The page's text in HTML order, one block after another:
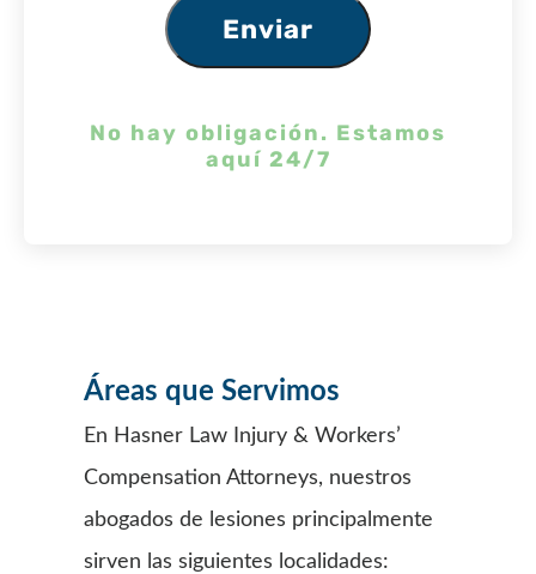
No hay obligación. Estamos
aquí 24/7
Áreas que Servimos
En Hasner Law Injury & Workers’
Compensation Attorneys, nuestros
abogados de lesiones principalmente
sirven las siguientes localidades: